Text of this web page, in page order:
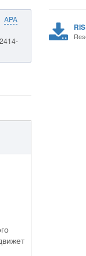
APA
RIS